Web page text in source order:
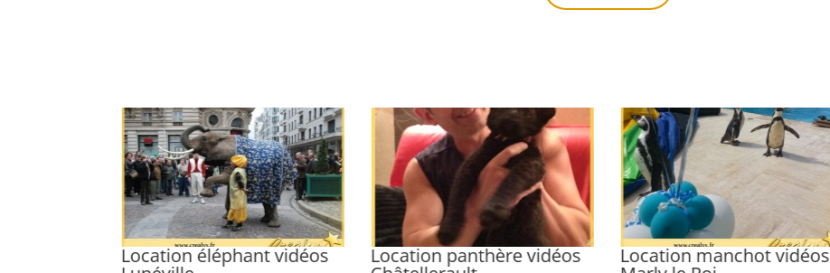
Location éléphant vidéos Location panthère vidéos Location manchot vidéos